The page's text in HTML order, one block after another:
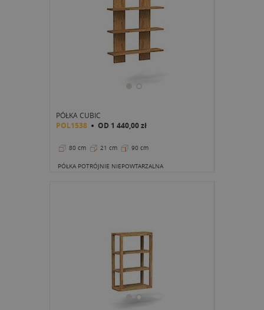
PÓŁKA CUBIC
POL1538 OD 1 440,00 zł
80 cm 21 cm 90 cm
PÓŁKA POTRÓJNIE NIEPOWTARZALNA